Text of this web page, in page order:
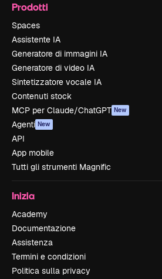
Prodotti
Spaces
Assistente IA
Generatore di immagini IA
Generatore di video IA
Sintetizzatore vocale IA
Contenuti stock
MCP per Claude/ChatGPT New
Agenti New
API
App mobile
Tutti gli strumenti Magnific
Inizia
Academy
Documentazione
Assistenza
Termini e condizioni
Politica sulla privacy